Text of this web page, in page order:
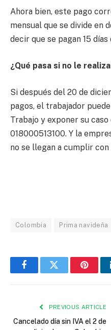
Ahora bien, este pago
mensual que se divide en
decir que se pagan 15
¿Qué pasa si no le
Si después del 20 de
pagos, el trabajador
Trabajo y exponer su
018000513100. Y la
no se llegan a cumplir
Colombia Prima navideña
FacebookTwitter
PREVIOUS ARTICLE
Cancelado día sin IVA el 2 de